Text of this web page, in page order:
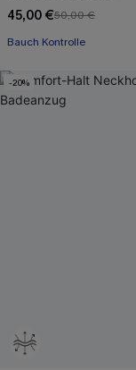
45,00 €50,00 €
Bauch Kontrolle
-20%